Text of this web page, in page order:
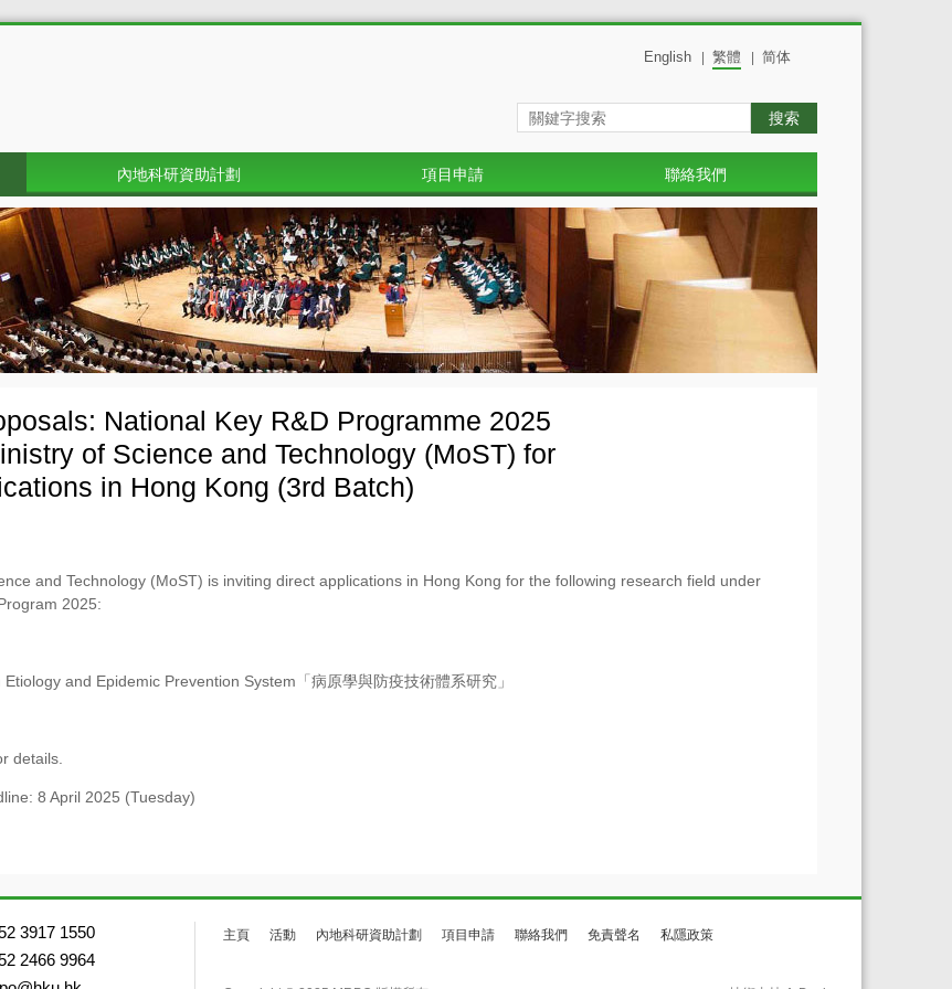
English 繁體 简体
搜索
內地科研資助計劃 項目申請 聯絡我們
National Key R&D Programme 2025
of Science and Technology (MoST) for
in Hong Kong (3rd Batch)
and Technology (MoST) is inviting direct applications in Hong Kong for the following research field under
2025:
and Epidemic Prevention System「病原學與防疫技術體系研究」
details.
8 April 2025 (Tuesday)
3917 1550
2466 9964
主頁 活動 內地科研資助計劃 項目申請 聯絡我們 免責聲名 私隱政策